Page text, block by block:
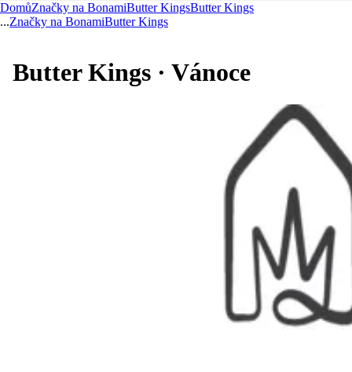
DomůZnačky na BonamiButter KingsButter Kings
...Značky na BonamiButter Kings
Butter Kings · Vánoce